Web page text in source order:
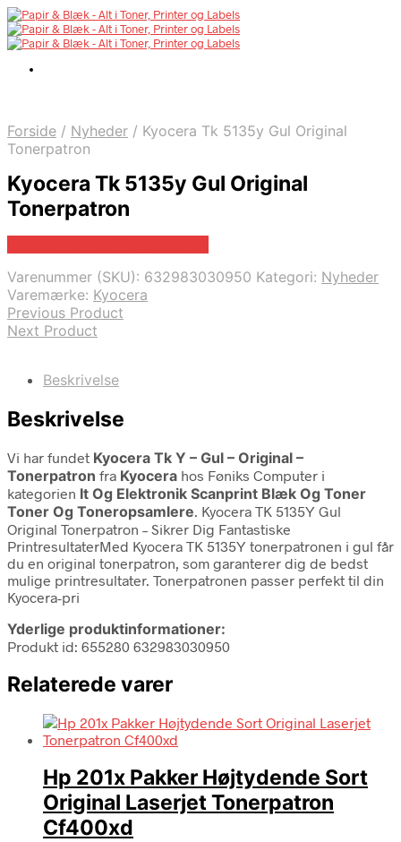
Forside / Nyheder / Kyocera Tk 5135y Gul Original
Tonerpatron
Kyocera Tk 5135y Gul Original
Tonerpatron
Varenummer (SKU): 632983030950 Kategori: Nyheder
Varemærke: Kyocera
Previous Product
Next Product
Beskrivelse
Beskrivelse
Vi har fundet Kyocera Tk Y – Gul – Original –
Tonerpatron fra Kyocera hos Føniks Computer i
kategorien It Og Elektronik Scanprint Blæk Og Toner
Toner Og Toneropsamlere. Kyocera TK 5135Y Gul
Original Tonerpatron – Sikrer Dig Fantastiske
PrintresultaterMed Kyocera TK 5135Y tonerpatronen i gul får
du en original tonerpatron, som garanterer dig de bedst
mulige printresultater. Tonerpatronen passer perfekt til din
Kyocera-pri
Yderlige produktinformationer:
Produkt id: 655280 632983030950
Relaterede varer
Hp 201x Pakker Højtydende Sort
Original Laserjet Tonerpatron
Cf400xd